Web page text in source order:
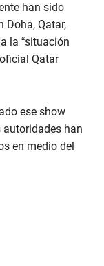
han sido
Doha, Qatar,
la “situación
Qatar
ese show
han
en medio del